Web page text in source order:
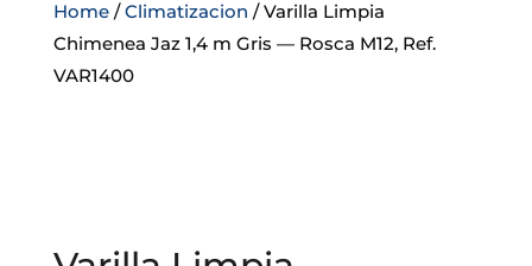
Home/Climatizacion / Varilla Limpia
Chimenea Jaz 1,4 m Gris — Rosca M12, Ref.
VAR1400